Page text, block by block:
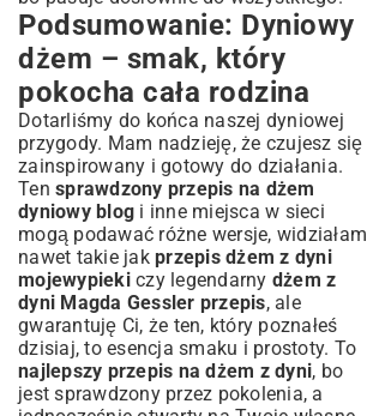
Podsumowanie: Dyniowy
dżem – smak, który
pokocha cała rodzina
Dotarliśmy do końca naszej dyniowej
przygody. Mam nadzieję, że czujesz się
zainspirowany i gotowy do działania.
Ten sprawdzony przepis na dżem
dyniowy blog i inne miejsca w sieci
mogą podawać różne wersje, widziałam
nawet takie jak przepis dżem z dyni
mojewypiekiczy legendarny dżem z
dyni Magda Gessler przepis, ale
gwarantuję Ci, że ten, który poznałeś
dzisiaj, to esencja smaku i prostoty. To
najlepszy przepis na dżem z dyni, bo
jest sprawdzony przez pokolenia, a